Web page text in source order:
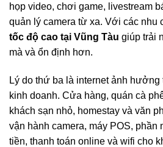
họp video, chơi game, livestream
quản lý camera từ xa. Với các nhu
tốc độ cao tại Vũng Tàu giúp trải
mà và ổn định hơn.
Lý do thứ ba là internet ảnh
kinh doanh. Cửa hàng, quán cà
khách sạn nhỏ, homestay và văn
vận hành camera, máy POS, phần
tiền, thanh toán online và wifi cho